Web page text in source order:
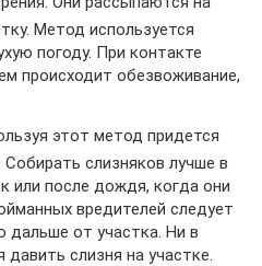
Метод используется
погоду. При контакте
происходит обезвоживание,
этот метод придется
слизняков лучше в
или после дождя, когда они
вредителей следует
дальше от участка. Ни в
давить слизня на участке.